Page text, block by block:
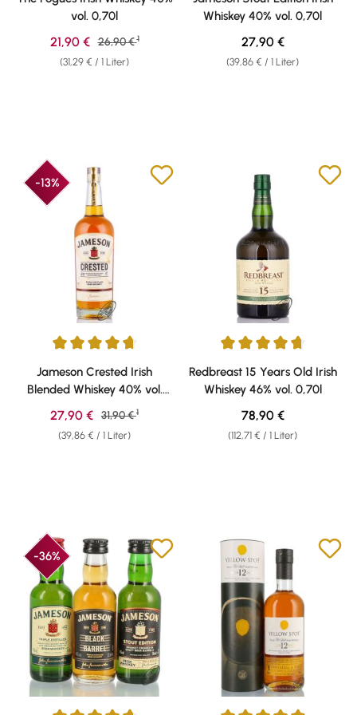
vol. 0,70l
(31,29 € / 1 Liter)
Verkaufspreis:
21,90 € Regulärer Preis:
26,90 € 1
Whiskey 40% vol. 0,70l
(39,86 € / 1 Liter)
Regulärer Preis:
27,90 €
-13%
Durchschnittliche Bewertung von 4.81 von 5 Sternen
Jameson Crested Irish
Blended Whiskey 40% vol.
0,70l
(39,86 € / 1 Liter)
Verkaufspreis:
27,90 € Regulärer Preis:
31,90 € 1
Durchschnittliche Bewertung
Redbreast 15 Years Old Irish
Whiskey 46% vol. 0,70l
(112,71 € / 1 Liter)
Regulärer Preis:
78,90 €
-36%